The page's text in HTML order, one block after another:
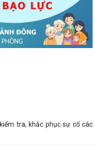
tra, khắc phục sự cố các